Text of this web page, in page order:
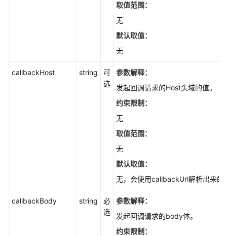
SDK)
取值范围：
无
默认取值：
无
callbackHost string
可
选
参数解释：
发起回调请求的Host头域的值。
约束限制：
无
取值范围：
无
默认取值：
无，会使用callbackUrl解析出来的
callbackBody string
必
选
参数解释：
发起回调请求的body体。
约束限制：